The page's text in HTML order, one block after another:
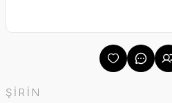
ŞİRİN